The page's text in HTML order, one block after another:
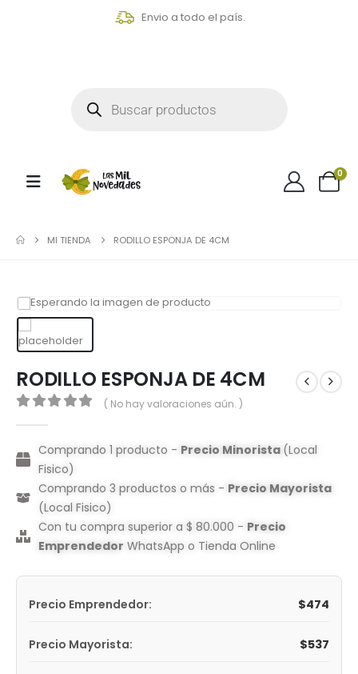
Envio a todo el país.
0
MI TIENDA RODILLO ESPONJA DE 4CM
RODILLO ESPONJA DE 4CM
( No hay valoraciones aún. )
Comprando 1 producto - Precio Minorista (Local
Fisico)
Comprando 3 productos o más - Precio Mayorista
(Local Fisico)
Con tu compra superior a $ 80.000 - Precio
Emprendedor WhatsApp o Tienda Online
Precio Emprendedor: $474
Precio Mayorista: $537